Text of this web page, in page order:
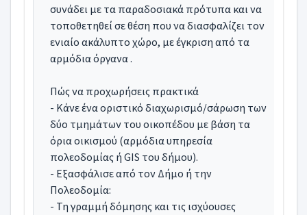
συνάδει με τα παραδοσιακά πρότυπα και να
τοποθετηθεί σε θέση που να διασφαλίζει τον
ενιαίο ακάλυπτο χώρο, με έγκριση από τα
αρμόδια όργανα .
Πώς να προχωρήσεις πρακτικά
- Κάνε ένα οριστικό διαχωρισμό/σάρωση των
δύο τμημάτων του οικοπέδου με βάση τα
όρια οικισμού (αρμόδια υπηρεσία
πολεοδομίας ή GIS του δήμου).
- Εξασφάλισε από τον Δήμο ή την
Πολεοδομία:
- Τη γραμμή δόμησης και τις ισχύουσες